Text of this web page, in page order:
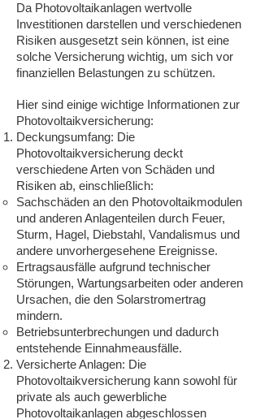
Da Photovoltaikanlagen wertvolle
Investitionen darstellen und verschiedenen
Risiken ausgesetzt sein können, ist eine
solche Versicherung wichtig, um sich vor
finanziellen Belastungen zu schützen.
Hier sind einige wichtige Informationen zur
Photovoltaikversicherung:
Deckungsumfang: Die
Photovoltaikversicherung deckt
verschiedene Arten von Schäden und
Risiken ab, einschließlich:
Sachschäden an den Photovoltaikmodulen
und anderen Anlagenteilen durch Feuer,
Sturm, Hagel, Diebstahl, Vandalismus und
andere unvorhergesehene Ereignisse.
Ertragsausfälle aufgrund technischer
Störungen, Wartungsarbeiten oder anderen
Ursachen, die den Solarstromertrag
mindern.
Betriebsunterbrechungen und dadurch
entstehende Einnahmeausfälle.
Versicherte Anlagen: Die
Photovoltaikversicherung kann sowohl für
private als auch gewerbliche
Photovoltaikanlagen abgeschlossen